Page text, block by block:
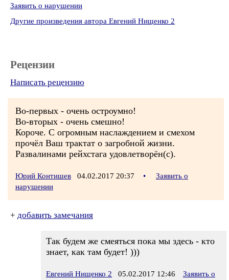
Заявить о нарушении
Другие произведения автора Евгений Нищенко 2
Рецензии
Написать рецензию
Во-первых - очень остроумно!
Во-вторых - очень смешно!
Короче. С огромным наслаждением и смехом
прочёл Ваш трактат о загробной жизни.
Развалинами рейхстага удовлетворён(с).
Юрий Контишев 04.02.2017 20:37 •
Заявить о
нарушении
+ добавить замечания
Так будем же смеяться пока мы здесь - кто
знает, как там будет! )))
Евгений Нищенко 2 05.02.2017 12:46
Заявить о